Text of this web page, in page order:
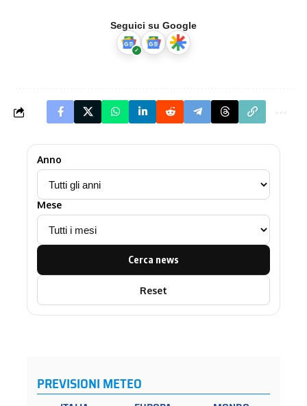
Seguici su Google
Anno
Mese
Cerca news
Reset